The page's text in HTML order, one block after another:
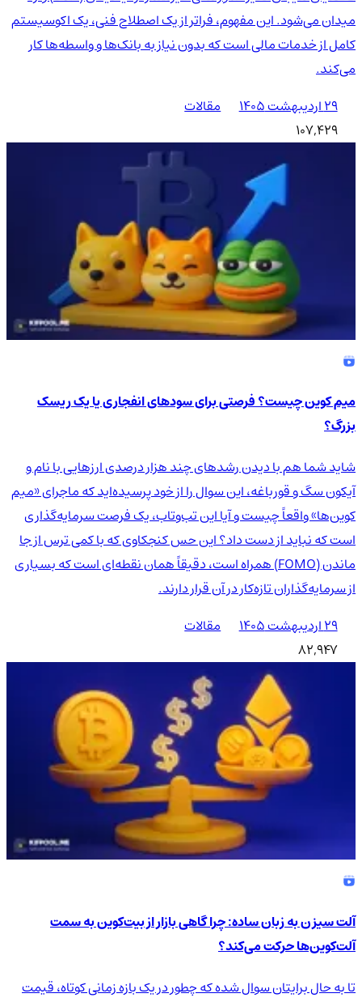
میدان می‌شود. این مفهوم، فراتر از یک اصطلاح فنی، یک اکوسیستم
کامل از خدمات مالی است که بدون نیاز به بانک‌ها و واسطه‌ها کار
می‌کند.
۲۹ اردیبهشت ۱۴۰۵
مقالات
107,429
میم کوین چیست؟ فرصتی برای سودهای انفجاری یا یک ریسک
بزرگ؟
شاید شما هم با دیدن رشدهای چند هزار درصدی ارزهایی با نام و
آیکون سگ و قورباغه، این سوال را از خود پرسیده‌اید که ماجرای «میم
کوین‌ها» واقعاً چیست و آیا این تب‌وتاب، یک فرصت سرمایه‌گذاری
است که نباید از دست داد؟ این حس کنجکاوی که با کمی ترس از جا
ماندن (FOMO) همراه است، دقیقاً همان نقطه‌ای است که بسیاری
از سرمایه‌گذاران تازه‌کار در آن قرار دارند.
۲۹ اردیبهشت ۱۴۰۵
مقالات
82,947
آلت سیزن به زبان ساده: چرا گاهی بازار از بیت‌کوین به سمت
آلت‌کوین‌ها حرکت می‌کند؟
تا به حال برایتان سوال شده که چطور در یک بازه زمانی کوتاه، قیمت